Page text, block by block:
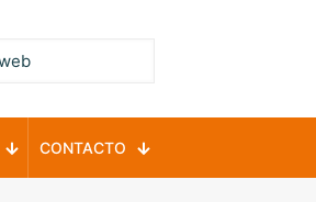
CONTACTO